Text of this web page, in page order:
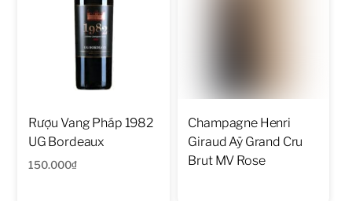
Rượu Vang Pháp 1982
UG Bordeaux
150.000₫
Champagne Henri
Giraud Aÿ Grand Cru
Brut MV Rose